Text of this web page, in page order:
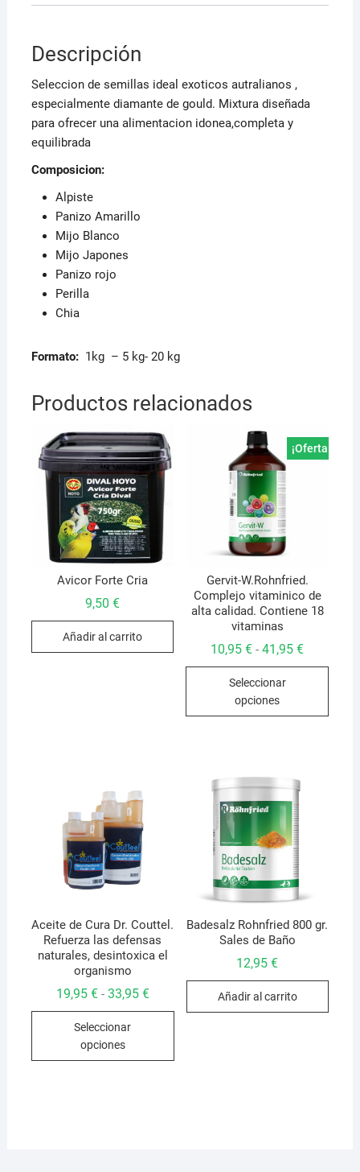
Descripción
Seleccion de semillas ideal exoticos autralianos ,
especialmente diamante de gould. Mixtura diseñada
para ofrecer una alimentacion idonea,completa y
equilibrada
Composicion:
Alpiste
Panizo Amarillo
Mijo Blanco
Mijo Japones
Panizo rojo
Perilla
Chia
Formato: 1kg – 5 kg- 20 kg
Productos relacionados
Avicor Forte Cria
9,50€
Añadir al carrito
¡Oferta!
Gervit-W.Rohnfried.
Complejo vitaminico de
alta calidad. Contiene 18
vitaminas
10,95€ - 41,95€Rango
41,95 €
Seleccionar
opciones
Este
Aceite de Cura Dr. Couttel.
Refuerza las defensas
naturales, desintoxica el
organismo
19,95 € - 33,95 €Rango
precios:
33,95 €
Seleccionar
opciones
Este
Badesalz Rohnfried 800 gr.
Sales de Baño
12,95€
Añadir al carrito